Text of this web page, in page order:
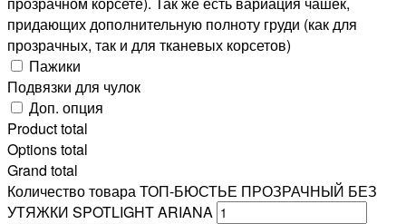
придающих дополнительную полноту груди (как для
прозрачных, так и для тканевых корсетов)
Пажики
Подвязки для чулок
Доп. опция
Product total
Options total
Grand total
Количество товара ТОП-БЮСТЬЕ ПРОЗРАЧНЫЙ БЕЗ
УТЯЖКИ SPOTLIGHT ARIANA